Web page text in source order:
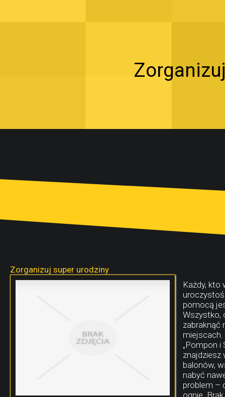
Zorganizuj super urodziny
Każdy, kto
pomocą
Wszystko,
zabraknąć
„Pompon i
znajdziesz
balonów,
nabyć
problem –
ognie.